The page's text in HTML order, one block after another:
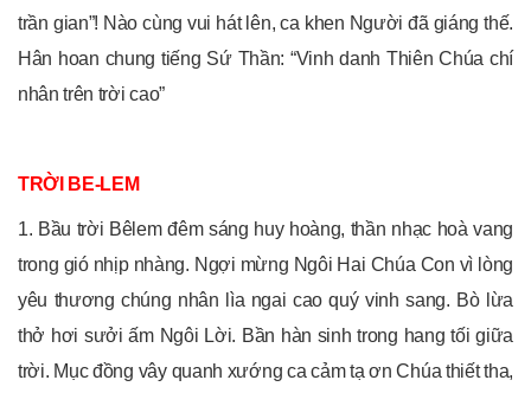
trần gian”! Nào cùng vui hát lên, ca khen Người đã giáng thế.
Hân hoan chung tiếng Sứ Thần: “Vinh danh Thiên Chúa chí
nhân trên trời cao”
TRỜI BE-LEM
1. Bầu trời Bêlem đêm sáng huy hoàng, thần nhạc hoà vang
trong gió nhịp nhàng. Ngợi mừng Ngôi Hai Chúa Con vì lòng
yêu thương chúng nhân lìa ngai cao quý vinh sang. Bò lừa
thở hơi sưởi ấm Ngôi Lời. Bần hàn sinh trong hang tối giữa
trời. Mục đồng vây quanh xướng ca cảm tạ ơn Chúa thiết tha,